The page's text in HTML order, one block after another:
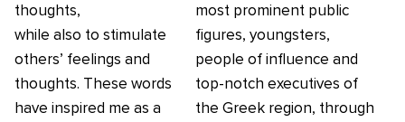
thoughts,
while also to stimulate
others’ feelings and
thoughts. These words
have inspired me as a
most prominent public
figures, youngsters,
people of influence and
top-notch executives of
the Greek region, through